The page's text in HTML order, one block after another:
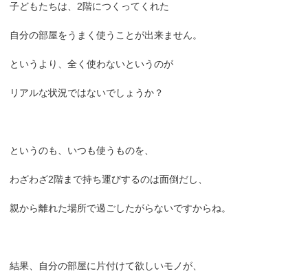
子どもたちは、2階につくってくれた
自分の部屋をうまく使うことが出来ません。
というより、全く使わないというのが
リアルな状況ではないでしょうか？
というのも、いつも使うものを、
わざわざ2階まで持ち運びするのは面倒だし、
親から離れた場所で過ごしたがらないですからね。
結果、自分の部屋に片付けて欲しいモノが、